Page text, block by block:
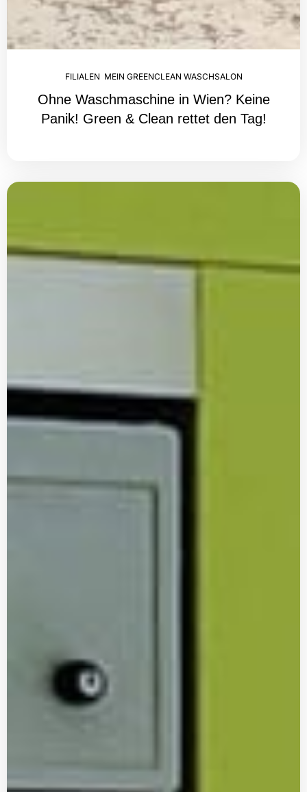
FILIALEN MEIN GREENCLEAN WASCHSALON
Ohne Waschmaschine in Wien? Keine
Panik! Green & Clean rettet den Tag!